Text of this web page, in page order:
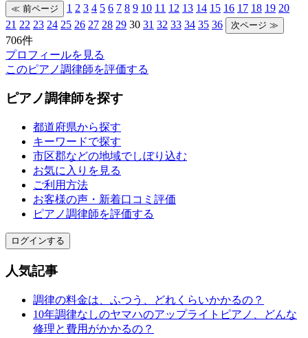
1 2 3 4 5 6 7 8 9 10 11 12 13 14 15 16 17 18 19 20
21 22 23 24 25 26 27 28 29 30 31 32 33 34 35 36
706件
プロフィールを見る
このピアノ調律師を評価する
ピアノ調律師を探す
都道府県から探す
キーワードで探す
市区郡などの地域でしぼり込む
お気に入りを見る
ご利用方法
お客様の声・新着口コミ評価
ピアノ調律師を評価する
ログインする
人気記事
調律の料金は、ふつう、どれくらいかかるの？
10年調律なしのヤマハのアップライトピアノ、どんな
修理と費用がかかるの？